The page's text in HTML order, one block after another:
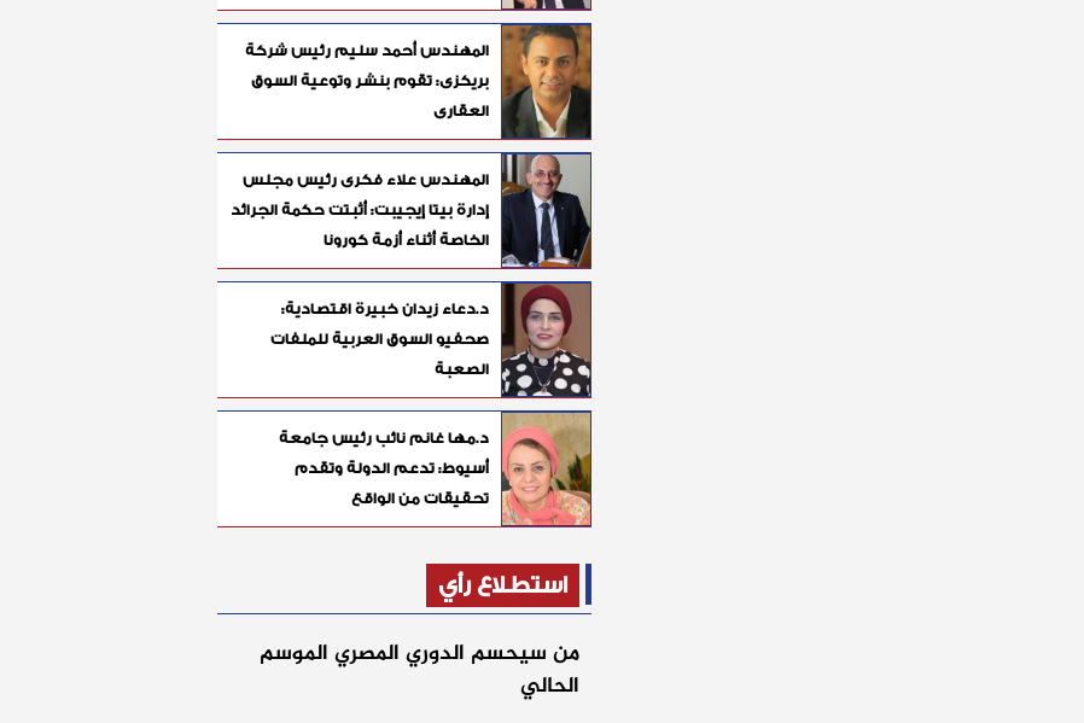
المهندس أحمد سليم رئيس شركة
بريكزى: تقوم بنشر وتوعية السوق
العقارى
المهندس علاء فكرى رئيس مجلس
إدارة بيتا إيجيبت: أثبتت حكمة الجرائد
الخاصة أثناء أزمة كورونا
د.دعاء زيدان خبيرة اقتصادية:
صحفيو السوق العربية للملفات
الصعبة
د.مها غانم نائب رئيس جامعة
أسيوط: تدعم الدولة وتقدم
تحقيقات من الواقع
استطلاع رأي
من سيحسم الدوري المصري الموسم
الحالي